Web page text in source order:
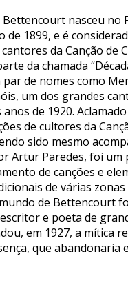
Bettencourt nasceu no
de 1899, e é
da Canção de
da chamada
par de nomes como
um dos grandes
de 1920.
de cultores da
sido mesmo
Artur Paredes, foi um
de canções e
de várias zonas
de Bettencourt
e poeta de
em 1927, a mítica
que abandonaria